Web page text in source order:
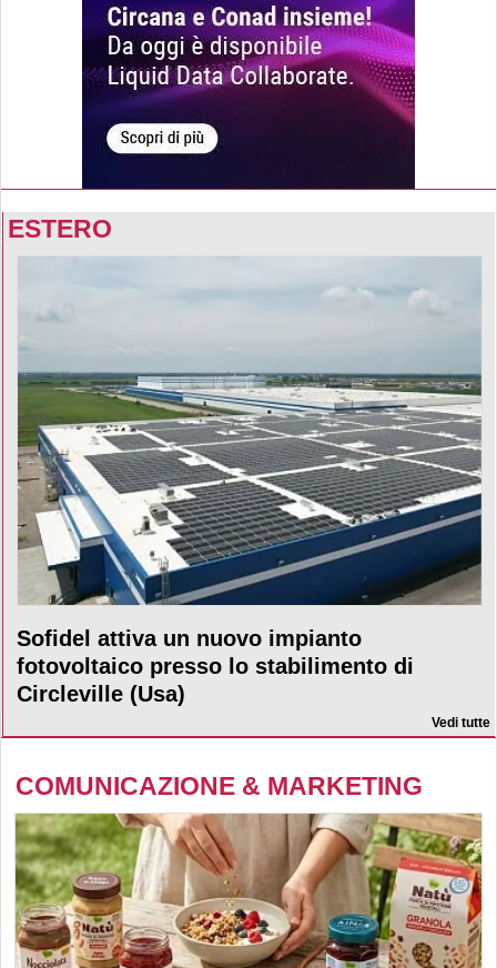
ESTERO
Sofidel attiva un nuovo impianto
fotovoltaico presso lo stabilimento di
Circleville (Usa)
Vedi tutte
COMUNICAZIONE & MARKETING